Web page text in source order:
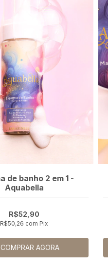
de banho 2 em 1 -
Aquabella
R$52,90
R$50,26 com Pix
COMPRAR AGORA